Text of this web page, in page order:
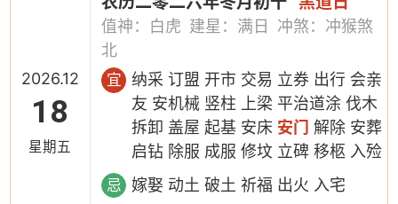
2026.12
18
星期五
值神：白虎 建星：满日
冲煞：冲猴煞
北
宜
纳采 订盟 开市 交易 立券 出行 会亲
友 安机械 竖柱 上梁 平治道涂 伐木
拆卸 盖屋 起基 安床 安门 解除 安葬
启钻 除服 成服 修坟 立碑 移柩 入殓
忌 嫁娶 动土 破土 祈福 出火 入宅